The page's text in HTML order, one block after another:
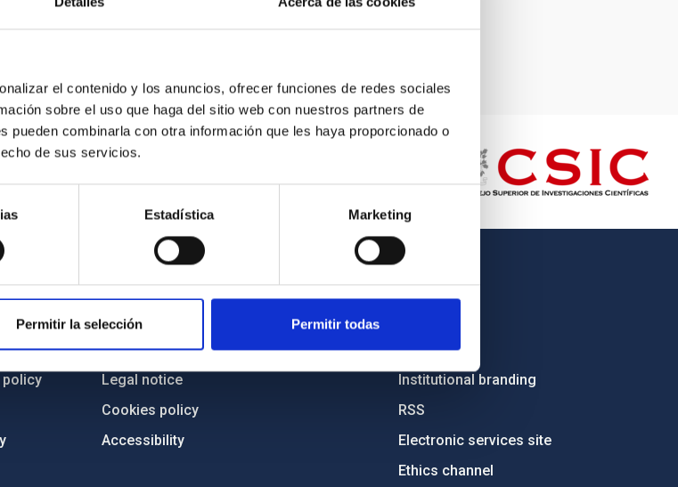
el contenido y los anuncios, ofrecer funciones de redes sociales
sobre el uso que haga del sitio web con nuestros partners de
pueden combinarla con otra información que les haya proporcionado o
de sus servicios.
Estadística Marketing
Permitir la selección Permitir todas
IAC PORTAL
Sitemap
Privacy policy
Legal notice
Cookies policy
Accessibility
OTHER LINKS
Tenders
Institutional branding
RSS
Electronic services site
Ethics channel